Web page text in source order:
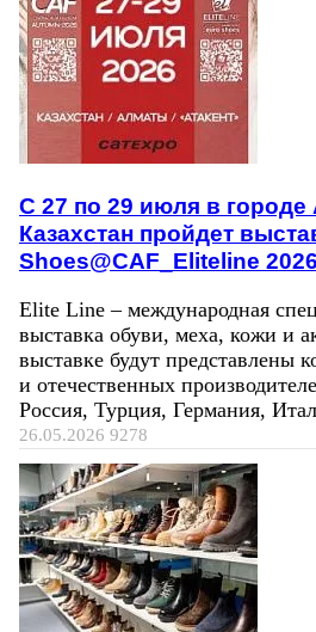
C 27 по 29 июля в
Казахстан пройдет
Shoes@CAF_Eliteline 2026
Elite Line – международная
выставка обуви, меха, кожи и
выставке будут представлены
и отечественных
Россия, Турция, Германия,
26.05.2026 9278